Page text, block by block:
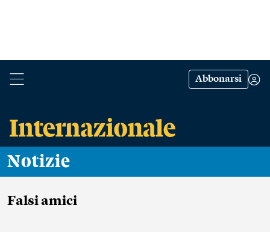
Abbonarsi
Notizie
Falsi amici